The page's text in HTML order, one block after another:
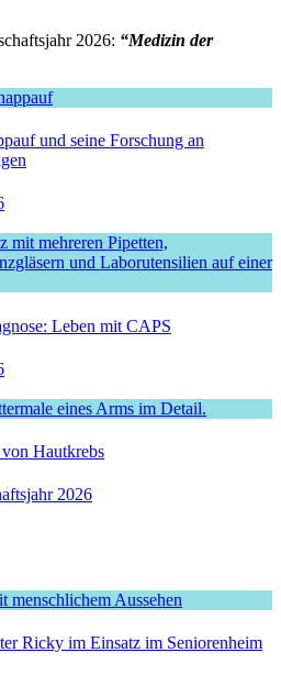
2026: “Medizin der
und seine Forschung an
Leben mit CAPS
Hautkrebs
2026
Ricky im Einsatz im Seniorenheim